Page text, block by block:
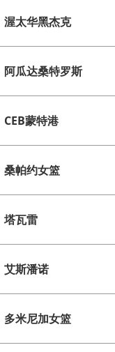
渥太华黑杰克
阿瓜达桑特罗斯
CEB蒙特港
桑帕约女篮
塔瓦雷
艾斯潘诺
多米尼加女篮